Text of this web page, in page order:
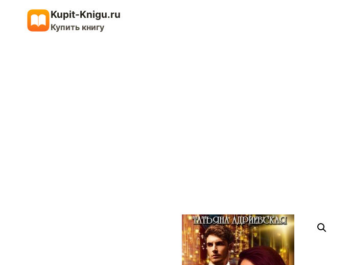
содержимому
Kupit-Knigu.ru
Купить книгу